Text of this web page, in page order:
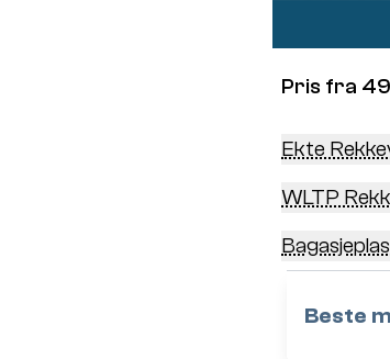
Pris fra
Ekte
WLTP
Beste